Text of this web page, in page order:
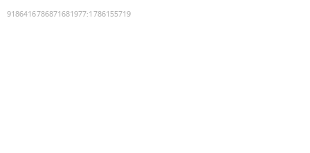
9186416786871681977:1786155719